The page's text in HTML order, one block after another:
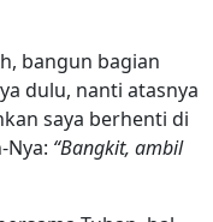
bangun bagian
dulu, nanti atasnya
saya berhenti di
“Bangkit, ambil